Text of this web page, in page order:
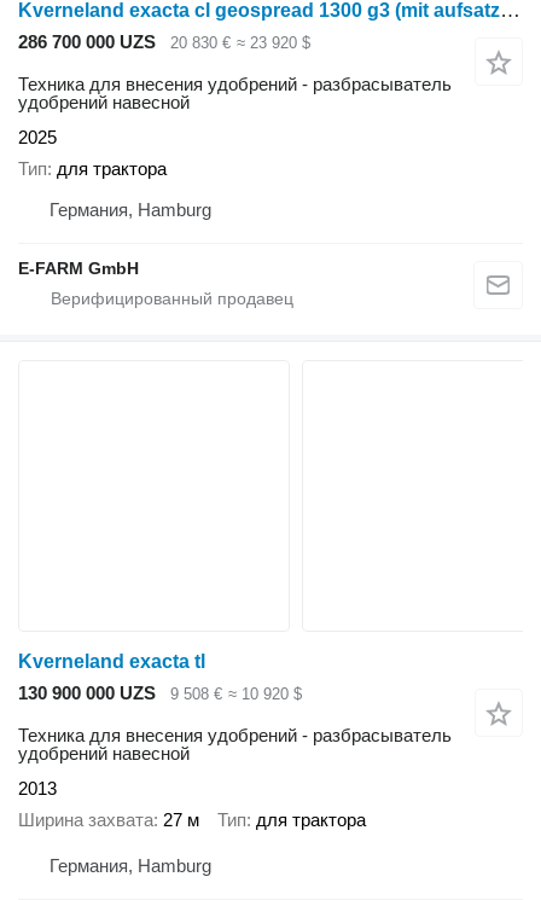
Kverneland exacta cl geospread 1300 g3 (mit aufsatz = 1800 l)
286 700 000 UZS 20 830 € ≈ 23 920 $
Техника для внесения удобрений - разбрасыватель
удобрений навесной
2025
Тип для трактора
Германия, Hamburg
E-FARM GmbH
Kverneland exacta tl
130 900 000 UZS
9 508 € ≈ 10 920 $
Техника для внесения удобрений - разбрасыватель
удобрений навесной
2013
Ширина захвата 27 м Тип для трактора
Германия, Hamburg